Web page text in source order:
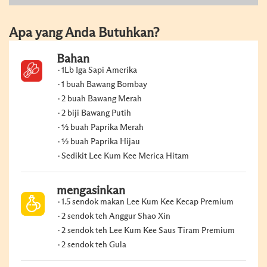
Apa yang Anda Butuhkan?
Bahan
1Lb Iga Sapi Amerika
1 buah Bawang Bombay
2 buah Bawang Merah
2 biji Bawang Putih
½ buah Paprika Merah
½ buah Paprika Hijau
Sedikit Lee Kum Kee Merica Hitam
mengasinkan
1.5 sendok makan Lee Kum Kee Kecap Premium
2 sendok teh Anggur Shao Xin
2 sendok teh Lee Kum Kee Saus Tiram Premium
2 sendok teh Gula